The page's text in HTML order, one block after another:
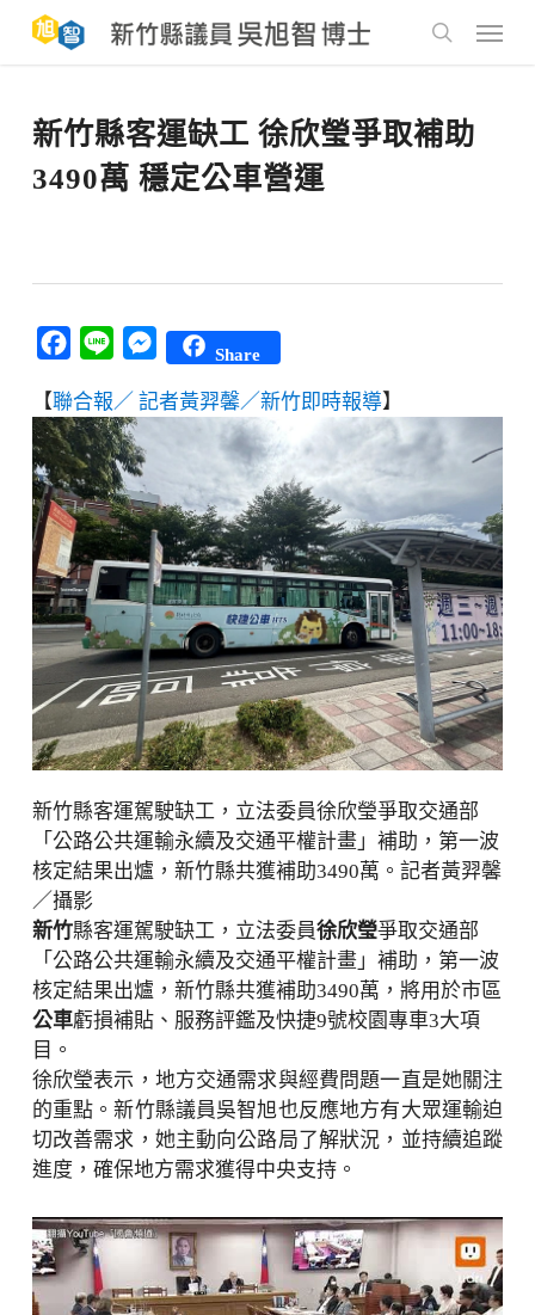
main
Menu
新竹縣客運缺工 徐欣瑩爭取補助
3490萬 穩定公車營運
Facebook
Line Messenger
Share
【聯合報／ 記者黃羿馨／新竹即時報導】
新竹縣客運駕駛缺工，立法委員徐欣瑩爭取交通部
「公路公共運輸永續及交通平權計畫」補助，第一波
核定結果出爐，新竹縣共獲補助3490萬。記者黃羿馨
／攝影
新竹縣客運駕駛缺工，立法委員徐欣瑩爭取交通部
「公路公共運輸永續及交通平權計畫」補助，第一波
核定結果出爐，新竹縣共獲補助3490萬，將用於市區
公車虧損補貼、服務評鑑及快捷9號校園專車3大項
目。
徐欣瑩表示，地方交通需求與經費問題一直是她關注
的重點。新竹縣議員吳智旭也反應地方有大眾運輸迫
切改善需求，她主動向公路局了解狀況，並持續追蹤
進度，確保地方需求獲得中央支持。